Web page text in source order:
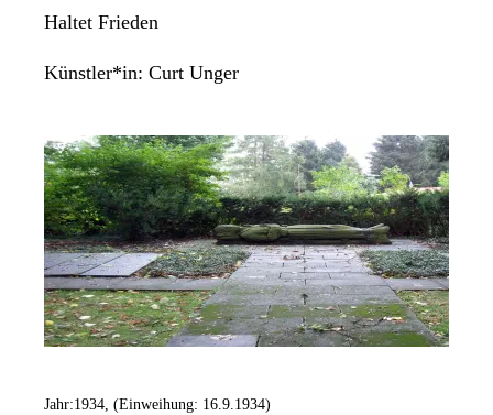
Haltet Frieden
Künstler*in: Curt Unger
Jahr:1934, (Einweihung: 16.9.1934)